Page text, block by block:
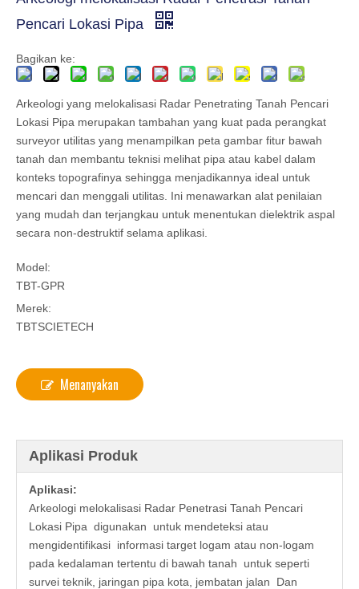
Pencari Lokasi Pipa
Bagikan ke:
Arkeologi yang melokalisasi Radar Penetrating Tanah Pencari
Lokasi Pipa merupakan tambahan yang kuat pada perangkat
surveyor utilitas yang menampilkan peta gambar fitur bawah
tanah dan membantu teknisi melihat pipa atau kabel dalam
konteks topografinya sehingga menjadikannya ideal untuk
mencari dan menggali utilitas. Ini menawarkan alat penilaian
yang mudah dan terjangkau untuk menentukan dielektrik aspal
secara non-destruktif selama aplikasi.
Model:
TBT-GPR
Merek:
TBTSCIETECH
Menanyakan
Aplikasi Produk
Aplikasi:
Arkeologi melokalisasi Radar Penetrasi Tanah Pencari
Lokasi Pipa digunakan untuk mendeteksi atau
mengidentifikasi informasi target logam atau non-logam
pada kedalaman tertentu di bawah tanah untuk seperti
survei teknik, jaringan pipa kota, jembatan jalan Dan